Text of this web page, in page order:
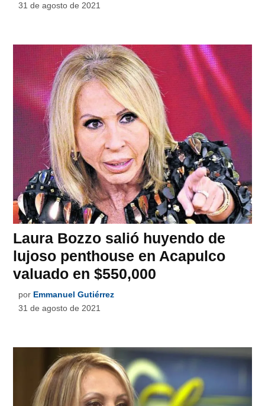
31 de agosto de 2021
Laura Bozzo salió huyendo de
lujoso penthouse en Acapulco
valuado en $550,000
por Emmanuel Gutiérrez
31 de agosto de 2021